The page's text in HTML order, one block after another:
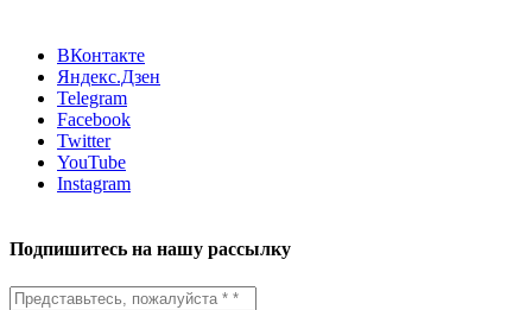
ВКонтакте
Яндекс.Дзен
Telegram
Facebook
Twitter
YouTube
Instagram
Подпишитесь на нашу рассылку